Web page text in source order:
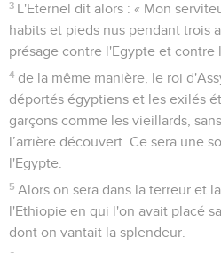
grain dans mon aire, ce que j'ai
de l’univers, du Dieu d'Israël, je
Où en est la nuit?
Message sur Douma. On me
quelle nouvelle de la nuit ?
nuit ? »
12
La sentinelle répond : « Le
Si vous voulez poser des
Convertissez-vous et venez ! »